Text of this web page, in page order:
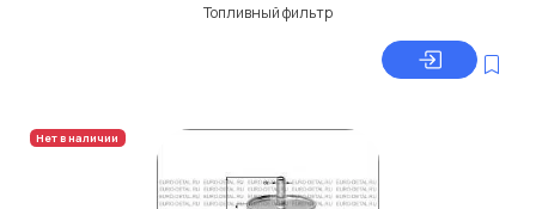
Топливный фильтр
Нет в наличии